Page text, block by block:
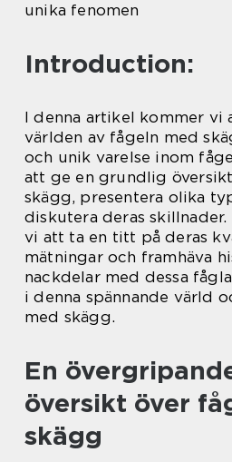
unika fenomen
Introduction:
I denna artikel kommer vi
världen av fågeln med
och unik varelse inom
att ge en grundlig
skägg, presentera olika
diskutera deras
vi att ta en titt på deras
mätningar och framhäva
nackdelar med dessa
i denna spännande värld
med skägg.
En
översikt över
skägg